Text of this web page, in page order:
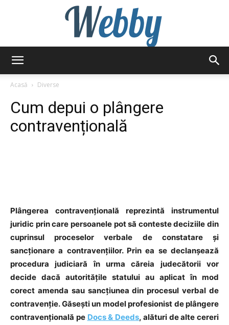
Acasă
Diverse
Cum depui o plângere
contravențională
Plângerea contravențională reprezintă instrumentul
juridic prin care persoanele pot să conteste deciziile din
cuprinsul proceselor verbale de constatare și
sancționare a contravențiilor. Prin ea se declanșează
procedura judiciară în urma căreia judecătorii vor
decide dacă autoritățile statului au aplicat în mod
corect amenda sau sancțiunea din procesul verbal de
contravenție. Găsești un model profesionist de plângere
contravențională pe Docs & Deeds, alături de alte cereri